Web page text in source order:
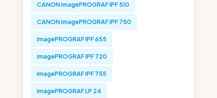
CANON imagePROGRAF IPF 510
CANON imagePROGRAF IPF 750
imagePROGRAF IPF 655
imagePROGRAF IPF 720
imagePROGRAF IPF 755
imagePROGRAF LP 24